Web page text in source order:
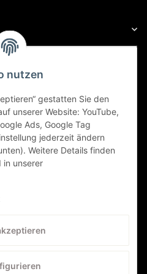
1997
1997
12/1997
nutzen
gestatten Sie den
unserer Website: YouTube,
Ads, Google Tag
jederzeit ändern
Weitere Details finden
in unserer